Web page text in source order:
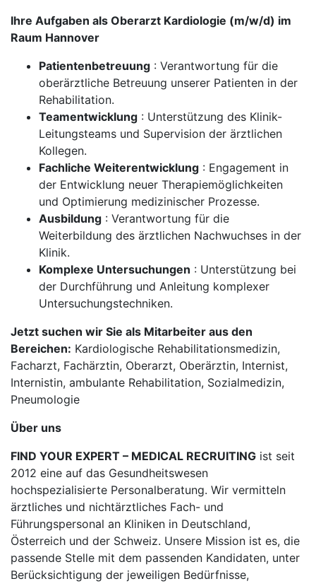
Ihre Aufgaben als Oberarzt Kardiologie (m/w/d) im
Raum Hannover
Patientenbetreuung : Verantwortung für die
oberärztliche Betreuung unserer Patienten in der
Rehabilitation.
Teamentwicklung : Unterstützung des Klinik-
Leitungsteams und Supervision der ärztlichen
Kollegen.
Fachliche Weiterentwicklung : Engagement in
der Entwicklung neuer Therapiemöglichkeiten
und Optimierung medizinischer Prozesse.
Ausbildung : Verantwortung für die
Weiterbildung des ärztlichen Nachwuchses in der
Klinik.
Komplexe Untersuchungen : Unterstützung bei
der Durchführung und Anleitung komplexer
Untersuchungstechniken.
Jetzt suchen wir Sie als Mitarbeiter aus den
Bereichen: Kardiologische Rehabilitationsmedizin,
Facharzt, Fachärztin, Oberarzt, Oberärztin, Internist,
Internistin, ambulante Rehabilitation, Sozialmedizin,
Pneumologie
Über uns
FIND YOUR EXPERT – MEDICAL RECRUITING ist seit
2012 eine auf das Gesundheitswesen
hochspezialisierte Personalberatung. Wir vermitteln
ärztliches und nichtärztliches Fach- und
Führungspersonal an Kliniken in Deutschland,
Österreich und der Schweiz. Unsere Mission ist es, die
passende Stelle mit dem passenden Kandidaten, unter
Berücksichtigung der jeweiligen Bedürfnisse,